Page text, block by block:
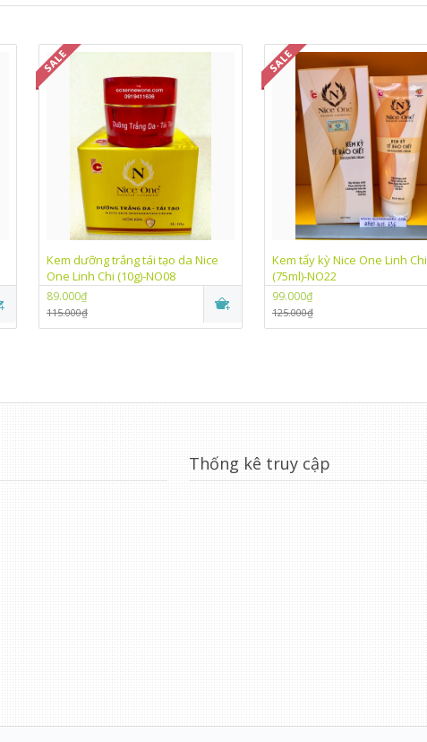
Kem dưỡng trắng tái tạo da Nice
One Linh Chi (10g)-NO08
89.000₫
115.000₫
Kem tẩy kỳ Nice One Linh Chi
(75ml)-NO22
99.000₫
125.000₫
Thống kê truy cập